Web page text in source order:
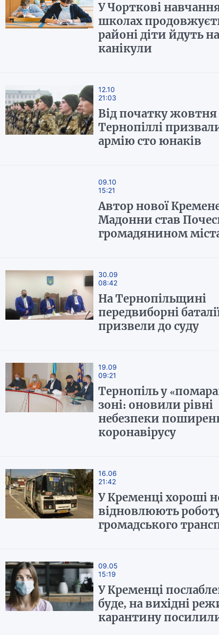
У Чорткові
школах
районі діти йдуть на
канікули
12.10
21:03
Від початку жовтня
Тернопіллі
армію сто юнаків
09.10
15:21
Автор нової
Мадонни став
громадянином
30.09
08:42
На Тернопільщині
передвиборні
призвели до суду
19.09
09:21
Тернопіль у
зоні: оновили рівні
небезпеки
коронавірусу
16.06
21:42
У Кременці хороші
відновлюють
громадського
09.05
15:19
У Кременці
буде, на вихідні
карантину